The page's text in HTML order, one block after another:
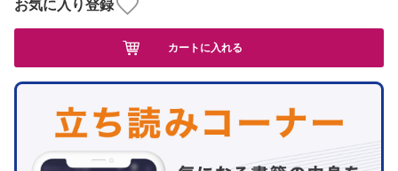
お気に入り登録
カートに入れる